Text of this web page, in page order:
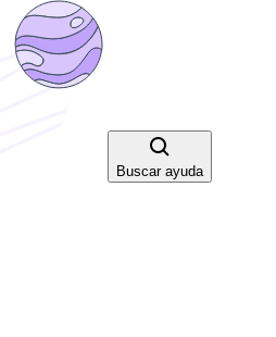
Buscar ayuda